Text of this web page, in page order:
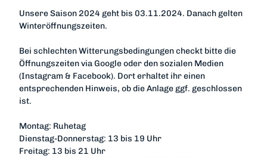
Unsere Saison 2024 geht bis 03.11.2024. Danach gelten
Winteröffnungszeiten.
Bei schlechten Witterungsbedingungen checkt bitte die
Öffnungszeiten via Google oder den sozialen Medien
(Instagram & Facebook). Dort erhaltet ihr einen
entsprechenden Hinweis, ob die Anlage ggf. geschlossen
ist.
Montag: Ruhetag
Dienstag-Donnerstag: 13 bis 19 Uhr
Freitag: 13 bis 21 Uhr